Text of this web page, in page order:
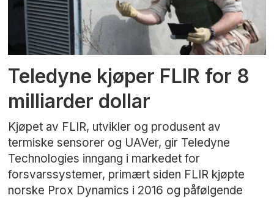
Teledyne kjøper FLIR for 8
milliarder dollar
Kjøpet av FLIR, utvikler og produsent av
termiske sensorer og UAVer, gir Teledyne
Technologies inngang i markedet for
forsvarssystemer, primært siden FLIR kjøpte
norske Prox Dynamics i 2016 og påfølgende